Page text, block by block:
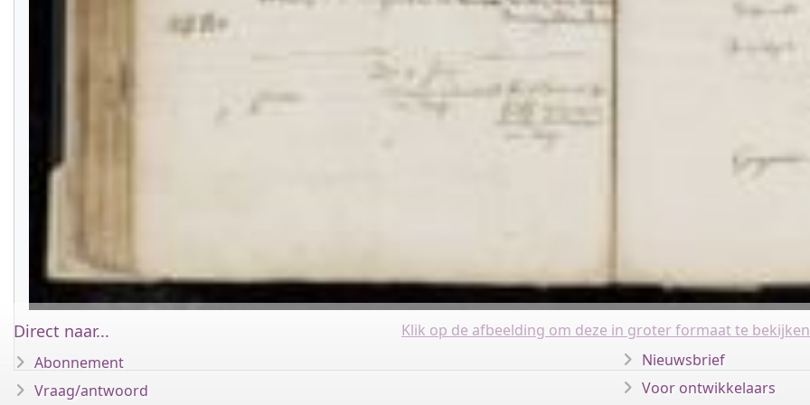
Klik op de afbeelding om deze in groter formaat te
Direct naar...
Abonnement
Vraag/antwoord
Nieuwsbrief
Voor ontwikkelaars